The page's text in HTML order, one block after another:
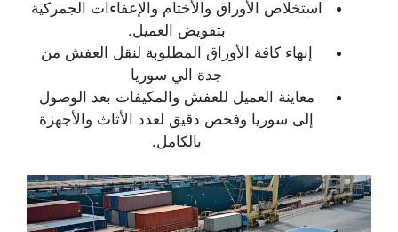
استخلاص الأوراق والأختام والإعفاءات الجمركية
بتفويض العميل.
إنهاء كافة الأوراق المطلوبة لنقل العفش من
جدة الي سوريا
معاينة العميل للعفش والمكيفات بعد الوصول
إلى سوريا وفحص دقيق لعدد الأثاث والأجهزة
بالكامل.